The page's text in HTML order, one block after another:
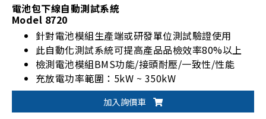
電池包下線自動測試系統
Model 8720
針對電池模組生產端或研發單位測試驗證使用
此自動化測試系統可提高產品品檢效率80%以上
檢測電池模組BMS功能/接頭耐壓/一致性/性能
充放電功率範圍：5kW ~ 350kW
充放電電壓/電流範圍：0V~900V/0A~1000A
加入詢價車